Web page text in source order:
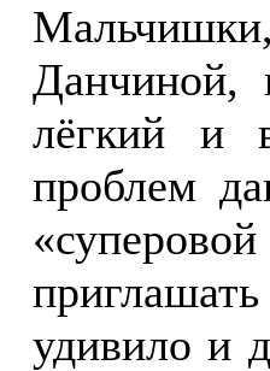
Данчиной,
лёгкий и
проблем
удивило и